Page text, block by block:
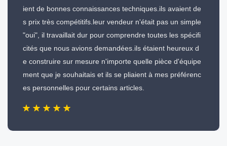
ient de bonnes connaissances techniques.ils avaient de
s prix très compétitifs.leur vendeur n'était pas un simple
"oui", il travaillait dur pour comprendre toutes les spécifi
cités que nous avions demandées.ils étaient heureux d
e construire sur mesure n'importe quelle pièce d'équipe
ment que je souhaitais et ils se pliaient à mes préférenc
es personnelles pour certains articles.